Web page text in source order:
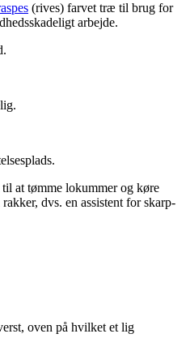
(rives) farvet træ til brug for
arbejde.
til at tømme lokummer og køre
dvs. en assistent for skarp-
oven på hvilket et lig